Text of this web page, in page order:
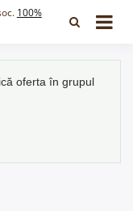
100%
oferta în grupul